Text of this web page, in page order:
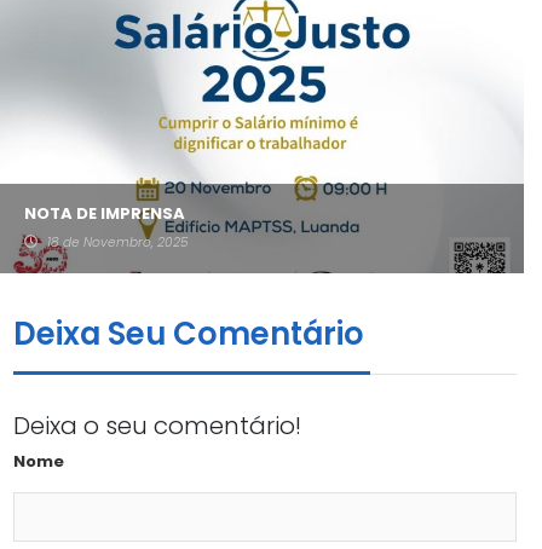
NOTA DE IMPRENSA
18 de Novembro, 2025
Deixa Seu Comentário
Deixa o seu comentário!
Nome